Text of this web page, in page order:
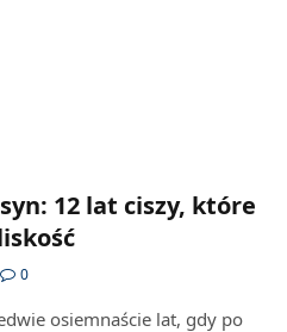
12 lat ciszy, które
0
osiemnaście lat, gdy po